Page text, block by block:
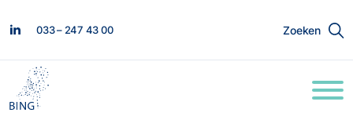
033 – 247 43 00 Zoeken